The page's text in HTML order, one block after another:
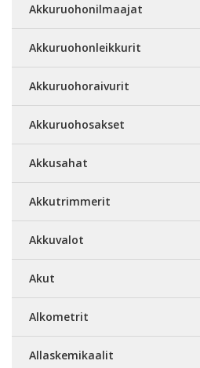
Akkuruohonilmaajat
Akkuruohonleikkurit
Akkuruohoraivurit
Akkuruohosakset
Akkusahat
Akkutrimmerit
Akkuvalot
Akut
Alkometrit
Allaskemikaalit